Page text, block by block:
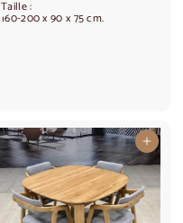
r
9
8
0
,
0
0
Taille :
160-200 x 90 x 75 cm.
Ajouter au panier